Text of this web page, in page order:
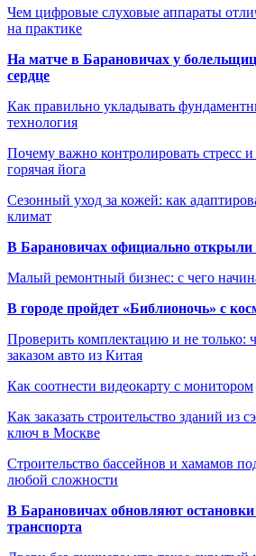
Чем цифровые слуховые аппараты
на практике
На матче в Барановичах у
сердце
Как правильно укладывать
технология
Почему важно контролировать стресс
горячая йога
Сезонный уход за кожей: как
климат
В Барановичах официально открыли
Малый ремонтный бизнес: с чего
В городе пройдет «Библионочь» с
Проверить комплектацию и не только:
заказом авто из Китая
Как соотнести видеокарту с монитором
Как заказать строительство зданий из
ключ в Москве
Строительство бассейнов и хамамов
любой сложности
В Барановичах обновляют
транспорта